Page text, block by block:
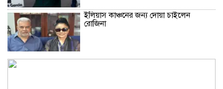
ইলিয়াস কাঞ্চনের জন্য দোয়া চাইলেন
রোজিনা